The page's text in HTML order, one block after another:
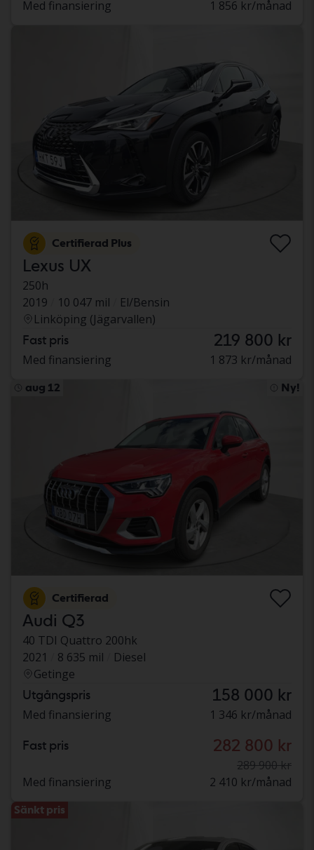
Med finansiering
1 856 kr/månad
Certifierad Plus
Lexus UX
250h
2019
10 047 mil
El/Bensin
Linköping (Jägarvallen)
Fast pris 219 800 kr
Med finansiering 1 873 kr/månad
aug 12 Ny!
Certifierad
Audi Q3
40 TDI Quattro 200hk
2021
8 635 mil
Diesel
Getinge
Utgångspris 158 000 kr
Med finansiering 1 346 kr/månad
Fast pris 282 800 kr
289 900 kr
Med finansiering
2 410 kr/månad
Sänkt pris